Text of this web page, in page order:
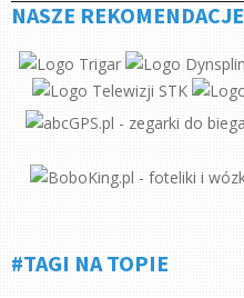
NASZE REKOMENDACJE
#TAGI NA TOPIE